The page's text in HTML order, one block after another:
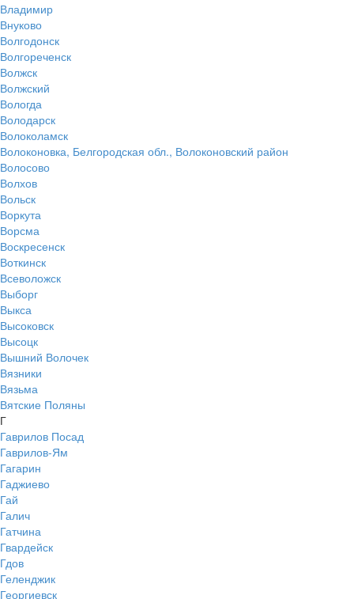
Владимир
Внуково
Волгодонск
Волгореченск
Волжск
Волжский
Вологда
Володарск
Волоколамск
Волоконовка, Белгородская обл., Волоконовский район
Волосово
Волхов
Вольск
Воркута
Ворсма
Воскресенск
Воткинск
Всеволожск
Выборг
Выкса
Высоковск
Высоцк
Вышний Волочек
Вязники
Вязьма
Вятские Поляны
Г
Гаврилов Посад
Гаврилов-Ям
Гагарин
Гаджиево
Гай
Галич
Гатчина
Гвардейск
Гдов
Геленджик
Георгиевск